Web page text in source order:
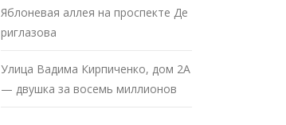
Яблоневая аллея на проспекте Де
риглазова
Улица Вадима Кирпиченко, дом 2А
— двушка за восемь миллионов